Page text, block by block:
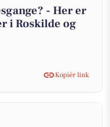
- Her er
i Roskilde og
Kopiér link